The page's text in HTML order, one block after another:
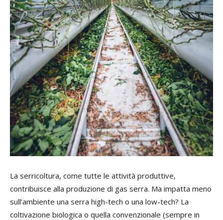
La serricoltura, come tutte le attività produttive,
contribuisce alla produzione di gas serra. Ma impatta meno
sull’ambiente una serra high-tech o una low-tech? La
coltivazione biologica o quella convenzionale (sempre in